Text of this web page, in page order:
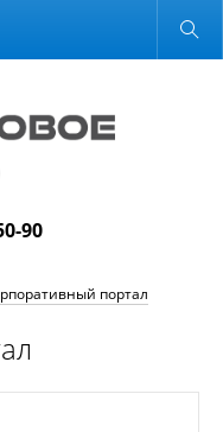
Обычная версия
90
портал